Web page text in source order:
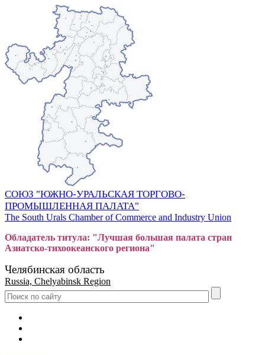
СОЮЗ "ЮЖНО-УРАЛЬСКАЯ ТОРГОВО-
ПРОМЫШЛЕННАЯ ПАЛАТА"
The South Urals Chamber of Commerce and Industry Union
Обладатель титула: "Лучшая большая палата стран
Азиатско-тихоокеанского региона"
Челябинская область
Russia, Chelyabinsk Region